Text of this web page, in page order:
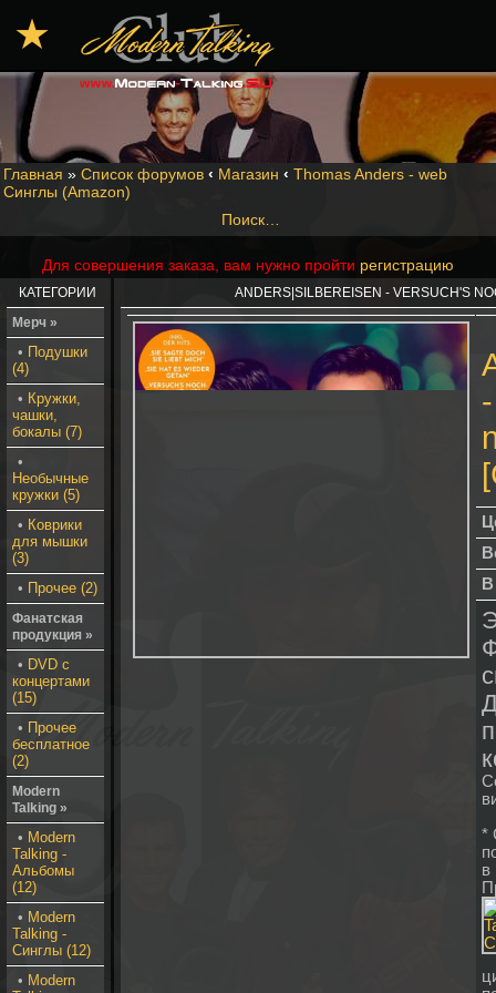
Главная » Список форумов ‹ Магазин ‹ Thomas Anders - web
Синглы (Amazon)
Поиск…
Для совершения заказа, вам нужно пройти регистрацию
КАТЕГОРИИ
Мерч »
• Подушки
(4)
• Кружки,
чашки,
бокалы (7)
•
Необычные
кружки (5)
• Коврики
для мышки
(3)
• Прочее (2)
Фанатская
продукция »
• DVD с
концертами
(15)
• Прочее
бесплатное
(2)
Modern
Talking »
• Modern
Talking -
Альбомы
(12)
• Modern
Talking -
Синглы (12)
• Modern
ANDERS|SILBEREISEN - VERSUCH'S
*
в
★